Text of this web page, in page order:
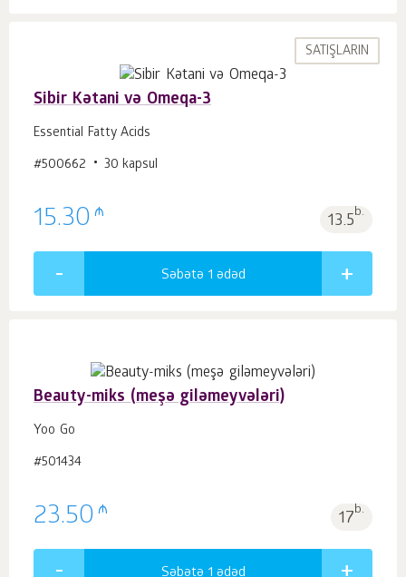
SATIŞLARIN
Sibir Kətani və Omeqa-3
Essential Fatty Acids
#500662 30 kapsul
15.30 ₼ 13.5b.
Səbətə 1 ədəd
Beauty-miks (meşə giləmeyvələri)
Yoo Gо
#501434
23.50 ₼ 17b.
Səbətə 1 ədəd